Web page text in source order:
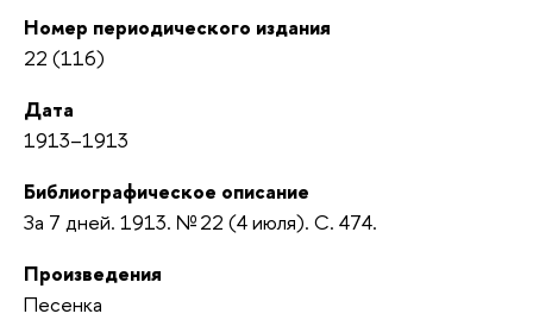
Номер периодического издания
22 (116)
Дата
1913–1913
Библиографическое описание
За 7 дней. 1913. № 22 (4 июля). С. 474.
Произведения
Песенка